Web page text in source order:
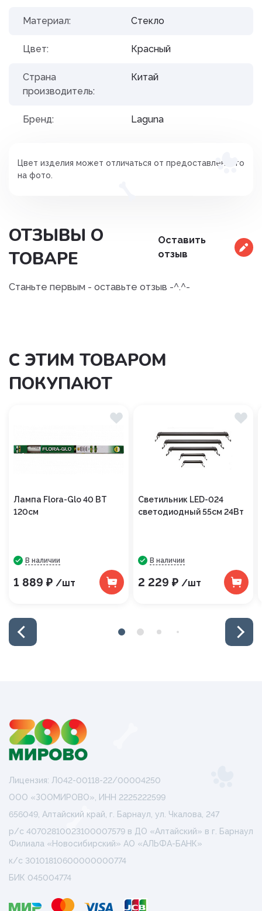
Материал: Стекло
Цвет: Красный
Страна
производитель:
Китай
Бренд: Laguna
Цвет изделия может отличаться от предоставленного
на фото.
ОТЗЫВЫ О
ТОВАРЕ
Оставить
отзыв
Станьте первым - оставьте отзыв -^.^-
С ЭТИМ ТОВАРОМ
ПОКУПАЮТ
Лампа Flora-Glo 40 ВТ
120см
В наличии
1 889 ₽ /шт
Светильник LED-024
светодиодный 55см 24Вт
В наличии
2 229 ₽ /шт
Лицензия: Л042-00118-22/00004250
ООО «ЗООМИРОВО», ИНН 2225222599
656049, Алтайский край, г. Барнаул, ул. Чкалова, 247
р/с 40702810023100007579 в ДО «Алтайский» в г. Барнаул
Филиала «Новосибирский» АО «АЛЬФА-БАНК»
к/с 30101810600000000774
БИК 045004774